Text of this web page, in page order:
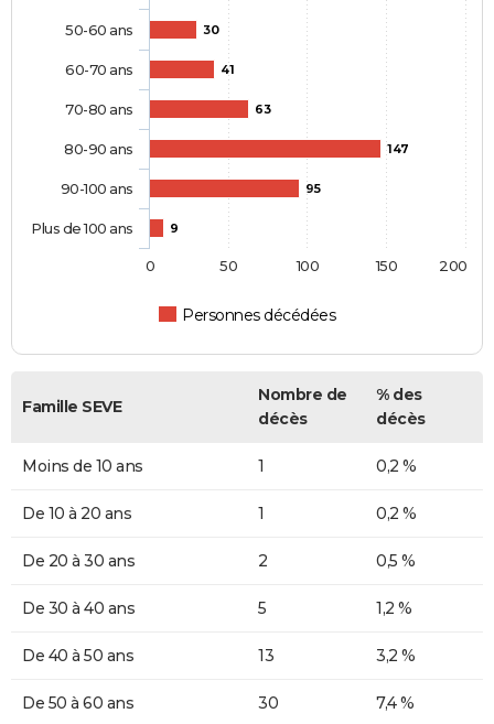
30
41
63
147
95
9
Personnes décédées
50-60 ans
60-70 ans
70-80 ans
80-90 ans
90-100 ans
Plus de 100 ans
0 50 100 150 200
Famille SEVE
Nombre de
décès
% des
décès
Moins de 10 ans 1 0,2 %
De 10 à 20 ans 1 0,2 %
De 20 à 30 ans 2 0,5 %
De 30 à 40 ans 5 1,2 %
De 40 à 50 ans 13 3,2 %
De 50 à 60 ans 30 7,4 %